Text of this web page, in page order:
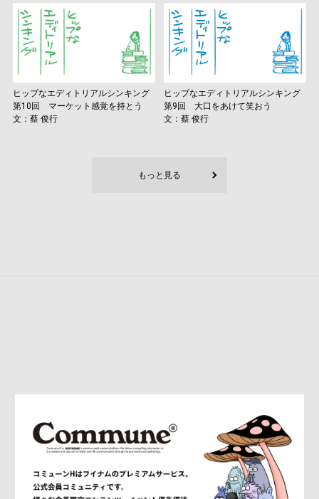
ヒップなエディトリアルシンキング
第10回 マーケット感覚を持とう
文：蔡 俊行
ヒップなエディトリアルシンキング
第9回 大口をあけて笑おう
文：蔡 俊行
もっと見る